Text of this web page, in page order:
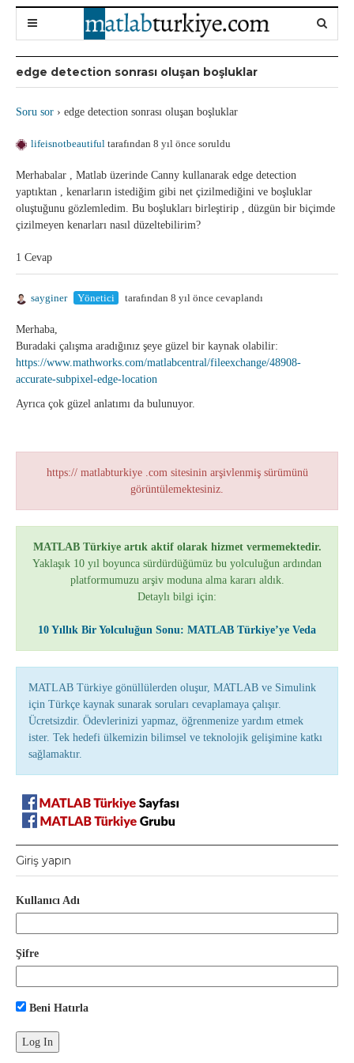
edge detection sonrası oluşan boşluklar
Soru sor › edge detection sonrası oluşan boşluklar
lifeisnotbeautiful tarafından 8 yıl önce soruldu
Merhabalar , Matlab üzerinde Canny kullanarak edge detection
yaptıktan , kenarların istediğim gibi net çizilmediğini ve boşluklar
oluştuğunu gözlemledim. Bu boşlukları birleştirip , düzgün bir biçimde
çizilmeyen kenarları nasıl düzeltebilirim?
1 Cevap
sayginer Yönetici tarafından 8 yıl önce cevaplandı
Merhaba,
Buradaki çalışma aradığınız şeye güzel bir kaynak olabilir:
https://www.mathworks.com/matlabcentral/fileexchange/48908-
accurate-subpixel-edge-location
Ayrıca çok güzel anlatımı da bulunuyor.
https:// matlabturkiye .com sitesinin arşivlenmiş sürümünü
görüntülemektesiniz.
MATLAB Türkiye artık aktif olarak hizmet vermemektedir.
Yaklaşık 10 yıl boyunca sürdürdüğümüz bu yolculuğun ardından
platformumuzu arşiv moduna alma kararı aldık.
Detaylı bilgi için:
10 Yıllık Bir Yolculuğun Sonu: MATLAB Türkiye’ye Veda
MATLAB Türkiye gönüllülerden oluşur, MATLAB ve Simulink
için Türkçe kaynak sunarak soruları cevaplamaya çalışır.
Ücretsizdir. Ödevlerinizi yapmaz, öğrenmenize yardım etmek
ister. Tek hedefi ülkemizin bilimsel ve teknolojik gelişimine katkı
sağlamaktır.
Giriş yapın
Kullanıcı Adı
Şifre
Beni Hatırla